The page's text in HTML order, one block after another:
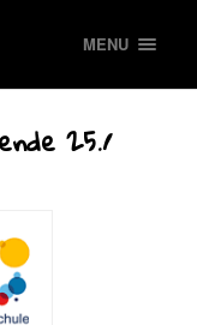
MENU
25./